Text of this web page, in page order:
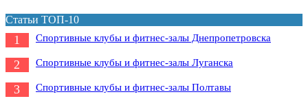
Статьи ТОП-10
1 Спортивные клубы и фитнес-залы Днепропетровска
2 Спортивные клубы и фитнес-залы Луганска
3 Спортивные клубы и фитнес-залы Полтавы